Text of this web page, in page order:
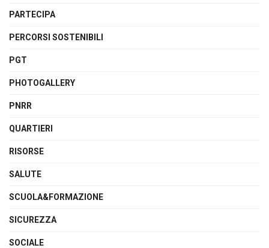
PARTECIPA
PERCORSI SOSTENIBILI
PGT
PHOTOGALLERY
PNRR
QUARTIERI
RISORSE
SALUTE
SCUOLA&FORMAZIONE
SICUREZZA
SOCIALE